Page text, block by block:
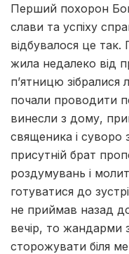
Перший похорон
слави та успіху
відбувалося це
жила недалеко від
п’ятницю
почали проводити
винесли з дому,
священика і суворо
присутній брат
роздумувань і
готуватися до
не приймав назад
вечір, то жандарми
сторожувати біля